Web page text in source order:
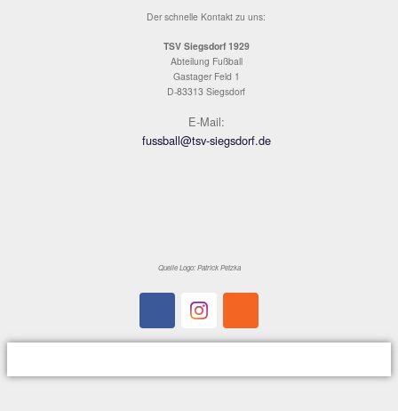
Frauendienst nur Zentimeter über die Querlatte. Die
nennenswerte Chance der Gäste in Durchgang zwei
Fabian König im Tor der Siegsdorfer, als ein
Freistoss zentral durch die Mauer durchrutschte (67.).
Minuten später hätte die Heimelf den Sack zumachen
sich zunächst Paul Wittmann an der linken Auslinie
Freistossaufsetzer von Florian Mader gerade noch
der Folgezeit rückten die Gäste logischerweise weit auf
allesamt teilweise kläglich vergeben wurden. Dennoch